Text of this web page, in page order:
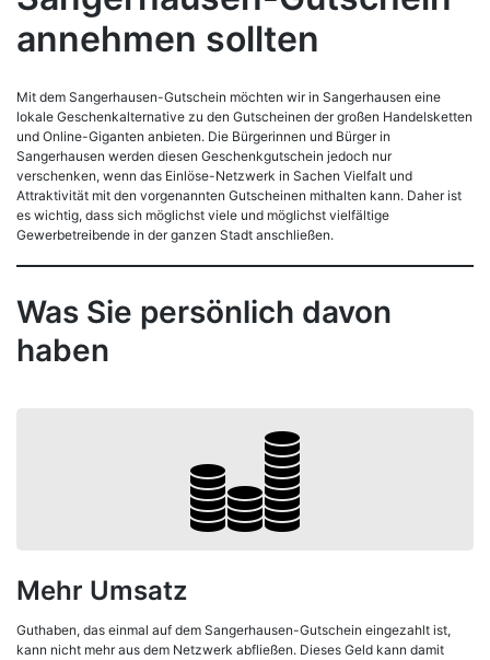
annehmen sollten
Mit dem Sangerhausen-Gutschein möchten wir in Sangerhausen eine
lokale Geschenkalternative zu den Gutscheinen der großen Handelsketten
und Online-Giganten anbieten. Die Bürgerinnen und Bürger in
Sangerhausen werden diesen Geschenkgutschein jedoch nur
verschenken, wenn das Einlöse-Netzwerk in Sachen Vielfalt und
Attraktivität mit den vorgenannten Gutscheinen mithalten kann. Daher ist
es wichtig, dass sich möglichst viele und möglichst vielfältige
Gewerbetreibende in der ganzen Stadt anschließen.
Was Sie persönlich davon
haben
Mehr Umsatz
Guthaben, das einmal auf dem Sangerhausen-Gutschein eingezahlt ist,
kann nicht mehr aus dem Netzwerk abfließen. Dieses Geld kann damit